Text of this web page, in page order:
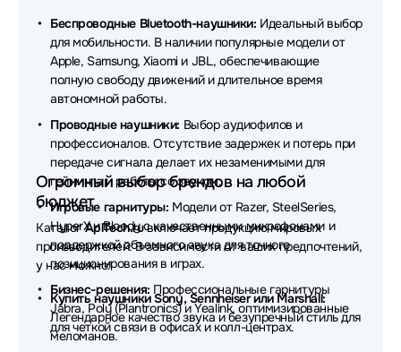
Наушники QCY Наушники Plantronics
Наушники REALME Наушники Acer
Наушники Havit
Наушники Genius Наушники SHURE
Наушники DENON Наушники Honor
Наушники Redragon Наушники Trust
Наушники MARSHALL Наушники TECNO
Наушники Takstar Наушники Baseus
Беспроводные Bluetooth-наушники: Идеальный выбор
для мобильности. В наличии популярные модели от
Apple, Samsung, Xiaomi и JBL, обеспечивающие
полную свободу движений и длительное время
автономной работы.
Проводные наушники: Выбор аудиофилов и
профессионалов. Отсутствие задержек и потерь при
передаче сигнала делает их незаменимыми для
гейминга и работы со звуком.
Игровые гарнитуры: Модели от Razer, SteelSeries,
HyperX и Bloody с качественными микрофонами и
поддержкой объемного звука для точного
позиционирования в играх.
Бизнес-решения: Профессиональные гарнитуры
Jabra, Poly (Plantronics) и Yealink, оптимизированные
для четкой связи в офисах и колл-центрах.
Огромный выбор брендов на любой
бюджет
КаталогAplTech.ruвключает продукцию мировых
производителей. В зависимости от ваших предпочтений,
у нас можно:
Купить наушники Sony, Sennheiser или Marshall:
Легендарное качество звука и безупречный стиль для
меломанов.